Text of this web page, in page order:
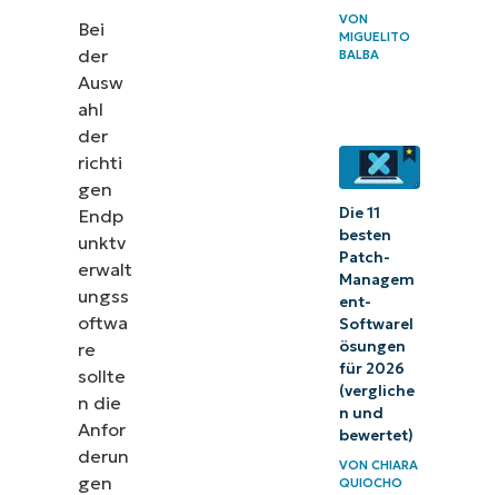
Bei
der
Ausw
ahl
der
richti
gen
Endp
unktv
erwalt
ungss
oftwa
re
sollte
n die
Anfor
derun
gen
VON
MIGUELITO
BALBA
Die 11
besten
Patch-
Managem
ent-
Softwarel
ösungen
für 2026
(vergliche
n und
bewertet)
VONCHIARA
QUIOCHO